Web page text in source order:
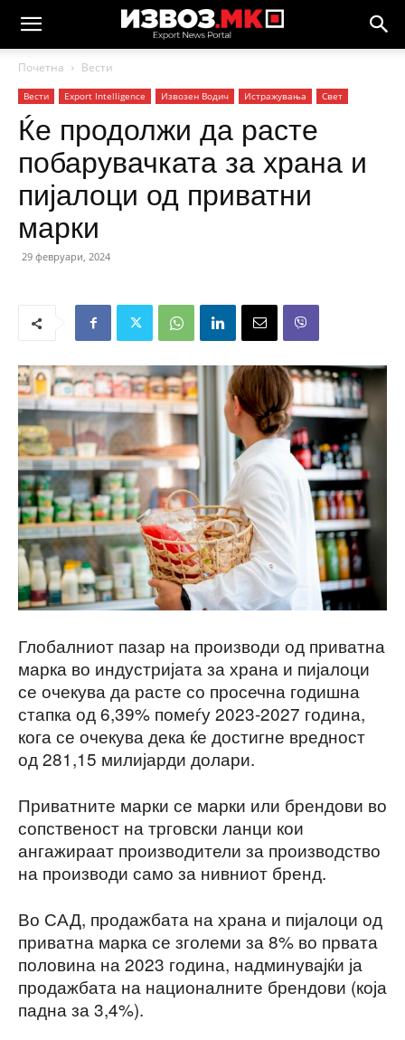
Почетна Вести
Вести Еxport Intelligence Извозен Водич Истражувања Свет
Ќе продолжи да расте
побарувачката за храна и
пијалоци од приватни
марки
29 февруари, 2024
Глобалниот пазар на производи од приватна
марка во индустријата за храна и пијалоци
се очекува да расте со просечна годишна
стапка од 6,39% помеѓу 2023-2027 година,
кога се очекува дека ќе достигне вредност
од 281,15 милијарди долари.
Приватните марки се марки или брендови во
сопственост на трговски ланци кои
ангажираат производители за производство
на производи само за нивниот бренд.
Во САД, продажбата на храна и пијалоци од
приватна марка се зголеми за 8% во првата
половина на 2023 година, надминувајќи ја
продажбата на националните брендови (која
падна за 3,4%).